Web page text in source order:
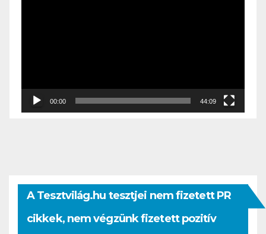
00:00 44:09
A Tesztvilág.hu tesztjei nem fizetett PR
cikkek, nem végzünk fizetett pozitív